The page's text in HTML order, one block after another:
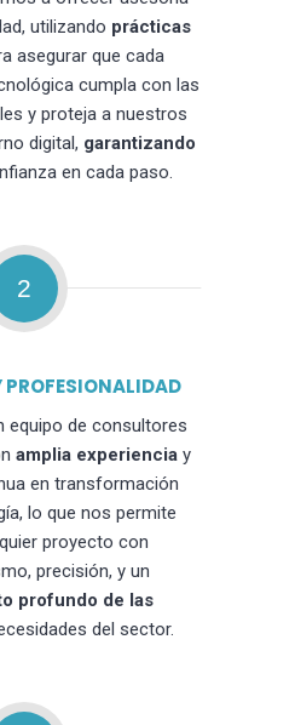
utilizando prácticas
asegurar que cada
cumpla con las
y proteja a nuestros
digital, garantizando
en cada paso.
2
PROFESIONALIDAD
equipo de consultores
amplia experienciay
en transformación
lo que nos permite
proyecto con
precisión, y un
profundo de las
del sector.